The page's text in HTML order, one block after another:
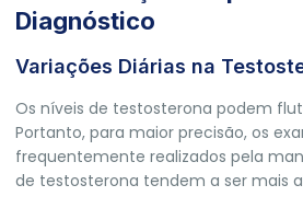
Diagnóstico
Variações Diárias na
Os níveis de testosterona podem
Portanto, para maior precisão, os
frequentemente realizados pela
de testosterona tendem a ser mais